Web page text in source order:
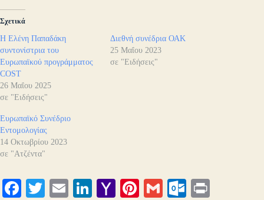
Σχετικά
Η Ελένη Παπαδάκη
συντονίστρια του
Ευρωπαϊκού προγράμματος
COST
26 Μαΐου 2025
σε "Ειδήσεις"
Διεθνή συνέδρια ΟΑΚ
25 Μαΐου 2023
σε "Ειδήσεις"
Ευρωπαϊκό Συνέδριο
Εντομολογίας
14 Οκτωβρίου 2023
σε "Ατζέντα"
Fa T
E
Li
Y
Pi
G
O